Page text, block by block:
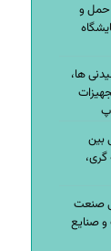
و
ها،
بین
گری،
صنعت
صنایع